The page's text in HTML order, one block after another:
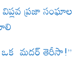
ప్రజా సంఘాల
మదర్ తెరీసా!”